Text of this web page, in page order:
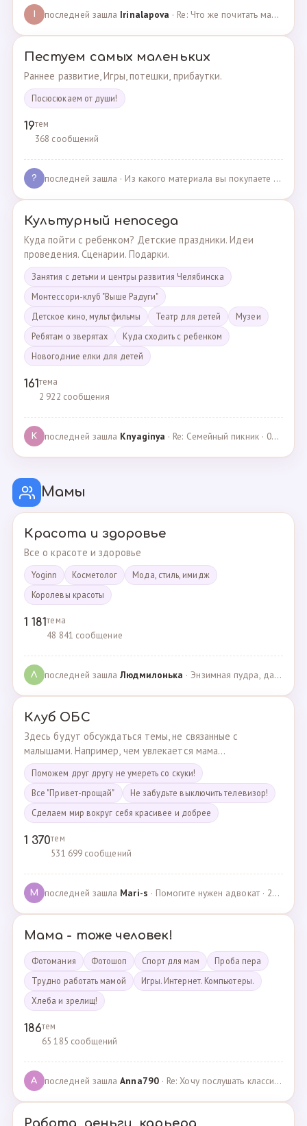
последней зашла Irinalapova · Re: Что же почитать маме о правильном воспитании ре? · 23.02.2025
Пестуем самых маленьких
Раннее развитие, Игры, потешки, прибаутки.
Посюсюкаем от души!
19тем
368 сообщений
? последней зашла · Из какого материала вы покупаете одежду для своих д… · 03.05.2025
Культурный непоседа
Куда пойти с ребенком? Детские праздники. Идеи
проведения. Сценарии. Подарки.
Занятия с детьми и центры развития Челябинска
Монтессори-клуб "Выше Радуги"
Детское кино, мультфильмы
Театр для детей
Музеи
Ребятам о зверятах
Куда сходить с ребенком
Новогодние елки для детей
161тема
2 922 сообщения
K последней зашла Knyaginya · Re: Семейный пикник · 07.05.2025
Мамы
Красота и здоровье
Все о красоте и здоровье
Yoginn Косметолог
Мода, стиль, имидж
Королевы красоты
1 181тема
48 841 сообщение
Л последней зашлаЛюдмилонькa · Энзимная пудра, да или нет? · 29.06.2025
Клуб ОБС
Здесь будут обсуждаться темы, не связанные с
малышами. Например, чем увлекается мама...
Поможем друг другу не умереть со скуки!
Все "Привет-прощай"
Не забудьте выключить телевизор!
Сделаем мир вокруг себя красивее и добрее
1 370тем
531 699 сообщений
M последней зашла Mari-s · Помогите нужен адвокат · 24.04.2025
Мама - тоже человек!
Фотомания Фотошоп Спорт для мам
Проба пера
Трудно работать мамой
Игры. Интернет. Компьютеры.
Хлеба и зрелищ!
186тем
65 185 сообщений
A последней зашлаAnna790· Re: Хочу послушать классику · 22.03.2025
Работа, деньги, карьера